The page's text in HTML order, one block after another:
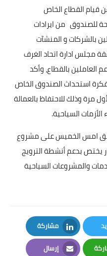
قيام القطاع الخاص
للصندوق من ايرادات
بالشركات و المنشآت
مجلس ادارة اتحاد الغرف
بالقطاع، وأكد
لفكرة استحداث الصندوق الخاص
مرة وذلك للاحتفاظ بالعمالة
السياحية.
امس الخميس على مشروع
يختص بدعم أنشطة الترويج
والمشروعات السياحية
مشاركة
LinkedIn
إرسال